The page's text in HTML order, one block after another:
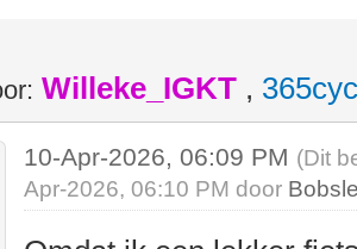
Willeke_IGKT ,
10-Apr-2026, 06:09 PM (Dit
Apr-2026, 06:10 PM door